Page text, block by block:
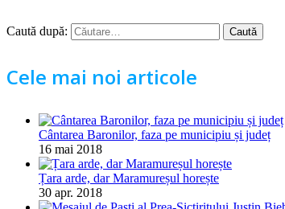
Caută după:
Cele mai noi articole
Cântarea Baronilor, faza pe municipiu și județ
16 mai 2018
Țara arde, dar Maramureșul horește
30 apr. 2018